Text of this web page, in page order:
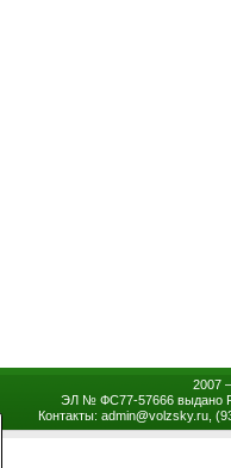
2007
ЭЛ № ФС77-57666 выдано
Контакты: admin@volzsky.ru,